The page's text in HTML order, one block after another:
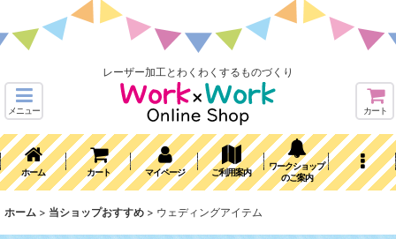
レーザー加工とわくわくするものづくり
メニュー カート
ホーム カート マイページ ご利用案内
ワークショップ
のご案内
ホーム > 当ショップおすすめ > ウェディングアイテム